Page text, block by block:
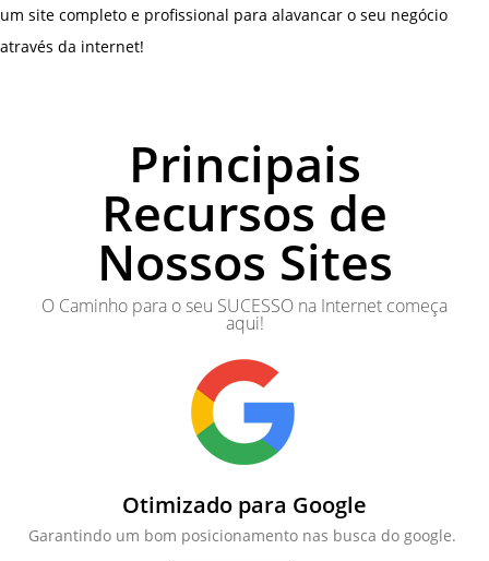
um site completo e profissional para alavancar o seu negócio
através da internet!
Principais
Recursos de
Nossos Sites
O Caminho para o seu SUCESSO na Internet começa
aqui!
Otimizado para Google
Garantindo um bom posicionamento nas busca do google.